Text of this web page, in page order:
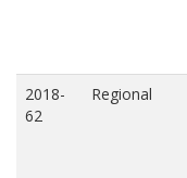
2018-
62
Regional